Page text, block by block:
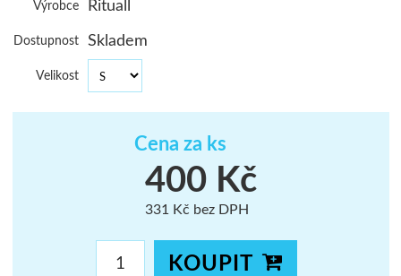
Výrobce Rituall
Dostupnost Skladem
Velikost
Cena za ks
400 Kč
331 Kč bez DPH
KOUPIT